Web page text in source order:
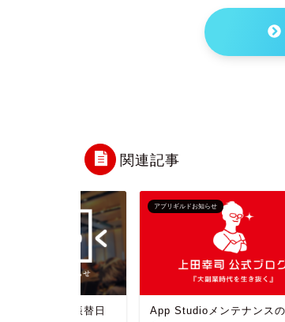
関連記事
アプリギルドお知らせ
App Studioメンテナンスのお知